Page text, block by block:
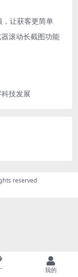
让获客更简单
滚动长截图功能
技发展
reserved
我的